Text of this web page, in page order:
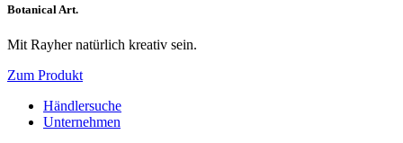
Botanical Art.
Mit Rayher natürlich kreativ sein.
Zum Produkt
Händlersuche
Unternehmen